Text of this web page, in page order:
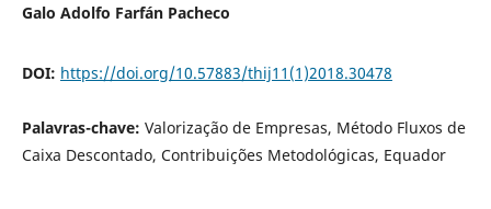
Galo Adolfo Farfán Pacheco
DOI: https://doi.org/10.57883/thij11(1)2018.30478
Palavras-chave: Valorização de Empresas, Método Fluxos de
Caixa Descontado, Contribuições Metodológicas, Equador